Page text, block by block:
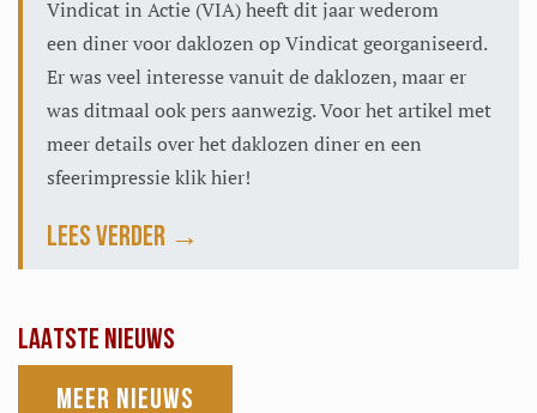
Vindicat in Actie (VIA) heeft dit jaar wederom
een diner voor daklozen op Vindicat georganiseerd.
Er was veel interesse vanuit de daklozen, maar er
was ditmaal ook pers aanwezig. Voor het artikel met
meer details over het daklozen diner en een
sfeerimpressie klik hier!
Lees verder →
LAATSTE NIEUWS
Meer nieuws